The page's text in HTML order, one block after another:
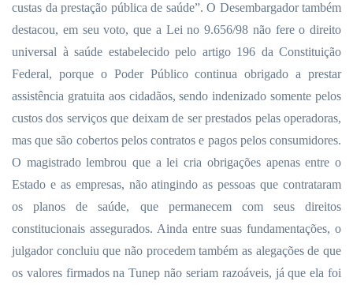
custas da prestação pública de saúde”. O Desembargador também
destacou, em seu voto, que a Lei no 9.656/98 não fere o direito
universal à saúde estabelecido pelo artigo 196 da Constituição
Federal, porque o Poder Público continua obrigado a prestar
assistência gratuita aos cidadãos, sendo indenizado somente pelos
custos dos serviços que deixam de ser prestados pelas operadoras,
mas que são cobertos pelos contratos e pagos pelos consumidores.
O magistrado lembrou que a lei cria obrigações apenas entre o
Estado e as empresas, não atingindo as pessoas que contrataram
os planos de saúde, que permanecem com seus direitos
constitucionais assegurados. Ainda entre suas fundamentações, o
julgador concluiu que não procedem também as alegações de que
os valores firmados na Tunep não seriam razoáveis, já que ela foi